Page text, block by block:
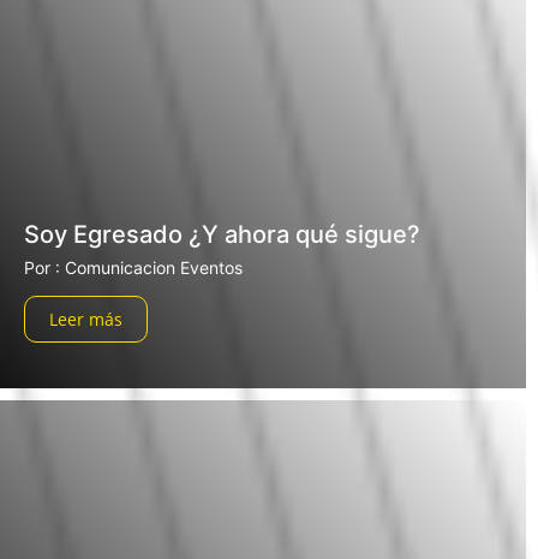
Soy Egresado ¿Y ahora qué sigue?
Por : Comunicacion Eventos
Leer más